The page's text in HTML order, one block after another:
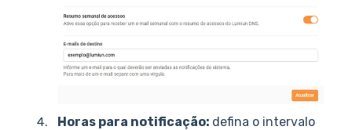
Horas para notificação: defina o intervalo